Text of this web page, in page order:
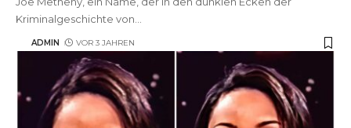
Kriminalgeschichte von
ADMIN VOR 3 JAHREN